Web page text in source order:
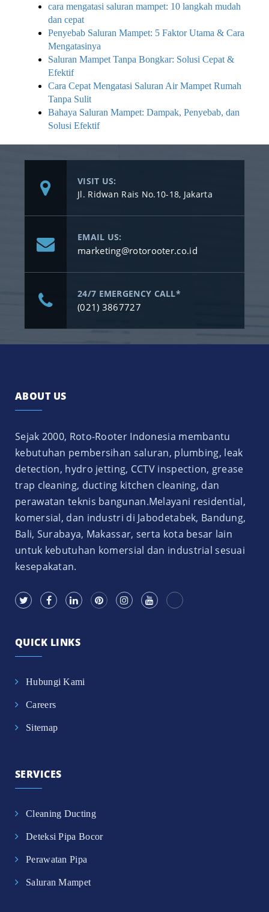
cara mengatasi saluran mampet: 10 langkah mudah
dan cepat
Penyebab Saluran Mampet: 5 Faktor Utama & Cara
Mengatasinya
Saluran Mampet Tanpa Bongkar: Solusi Cepat &
Efektif
Cara Cepat Mengatasi Saluran Air Mampet Rumah
Tanpa Sulit
Bahaya Saluran Mampet: Dampak, Penyebab, dan
Solusi Efektif
VISIT US:
Jl. Ridwan Rais No.10-18, Jakarta
EMAIL US:
marketing@rotorooter.co.id
24/7 EMERGENCY CALL*
(021) 3867727
ABOUT US
Sejak 2000, Roto-Rooter Indonesia membantu
kebutuhan pembersihan saluran, plumbing, leak
detection, hydro jetting, CCTV inspection, grease
trap cleaning, ducting kitchen cleaning, dan
perawatan teknis bangunan.Melayani residential,
komersial, dan industri di Jabodetabek, Bandung,
Bali, Surabaya, Makassar, serta kota besar lain
untuk kebutuhan komersial dan industrial sesuai
kesepakatan.
QUICK LINKS
Hubungi Kami
Careers
Sitemap
SERVICES
Cleaning Ducting
Deteksi Pipa Bocor
Perawatan Pipa
Saluran Mampet